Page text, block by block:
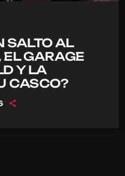
SALTO AL
GARAGE
Y LA
CASCO?